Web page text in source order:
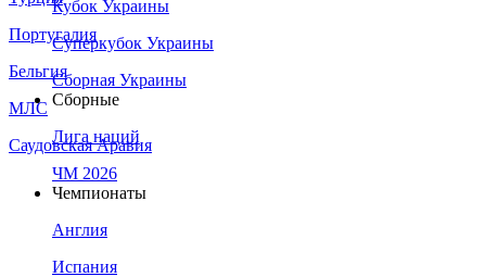
Португалия
Бельгия
МЛС
Саудовская Аравия
Кубок Украины
Суперкубок Украины
Сборная Украины
Сборные
Лига наций
ЧМ 2026
Чемпионаты
Англия
Испания